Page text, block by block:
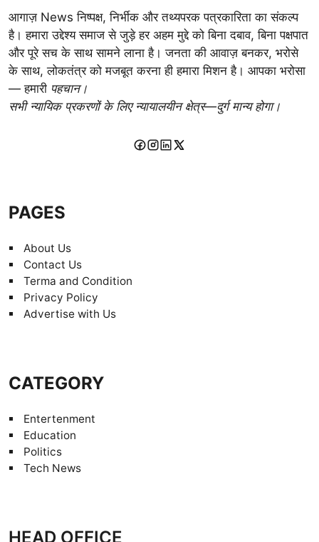
आगाज़ News निष्पक्ष, निर्भीक और तथ्यपरक पत्रकारिता का संकल्प
है। हमारा उद्देश्य समाज से जुड़े हर अहम मुद्दे को बिना दबाव, बिना पक्षपात
और पूरे सच के साथ सामने लाना है। जनता की आवाज़ बनकर, भरोसे
के साथ, लोकतंत्र को मजबूत करना ही हमारा मिशन है। आपका भरोसा
— हमारी पहचान।
सभी न्यायिक प्रकरणों के लिए न्यायालयीन क्षेत्र—दुर्ग मान्य होगा।
PAGES
About Us
Contact Us
Terma and Condition
Privacy Policy
Advertise with Us
CATEGORY
Entertenment
Education
Politics
Tech News
HEAD OFFICE